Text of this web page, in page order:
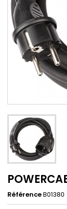
RéférenceB01380